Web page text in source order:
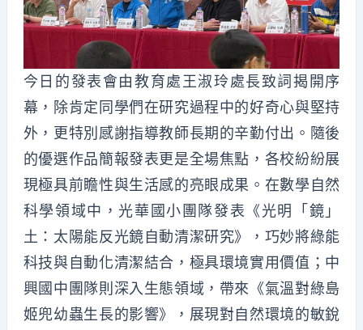
今日的發表會由教育處王淑玲處長致詞揭開序
幕，除肯定同學們在研究過程中的好奇心與堅持
外，更特別感謝指導教師長期的辛勤付出。隨後
的優選作品簡報發表更是全場焦點，各校紛紛展
現極具前瞻性與生活感的亮眼成果。在數學自然
科學領域中，光華國小團隊發表《光明「鏡」
土：太陽能反光鏡自動清潔研究》，巧妙將綠能
科技與自動化清潔結合，極具環境實用價值；中
興國中團隊則深入生態領域，帶來《氣溫對綠島
姬兜幼蟲生長的影響》，展現對自然環境的敏銳